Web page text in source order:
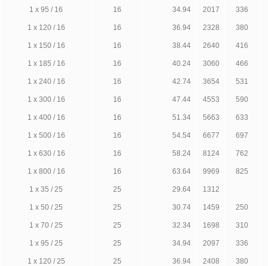
1 х 95 / 16 16 34.94 2017 336
1 х 120 / 16 16 36.94 2328 380
1 х 150 / 16 16 38.44 2640 416
1 х 185 / 16 16 40.24 3060 466
1 х 240 / 16 16 42.74 3654 531
1 х 300 / 16 16 47.44 4553 590
1 х 400 / 16 16 51.34 5663 633
1 х 500 / 16 16 54.54 6677 697
1 х 630 / 16 16 58.24 8124 762
1 х 800 / 16 16 63.64 9969 825
1 х 35 / 25 25 29.64 1312
1 х 50 / 25 25 30.74 1459 250
1 х 70 / 25 25 32.34 1698 310
1 х 95 / 25 25 34.94 2097 336
1 х 120 / 25 25 36.94 2408 380